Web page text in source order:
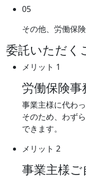
05
その他、労働保
委託いただく
メリット 1
労働保険
事業主様に代わ
そのため、わず
できます。
メリット 2
事業主様ご